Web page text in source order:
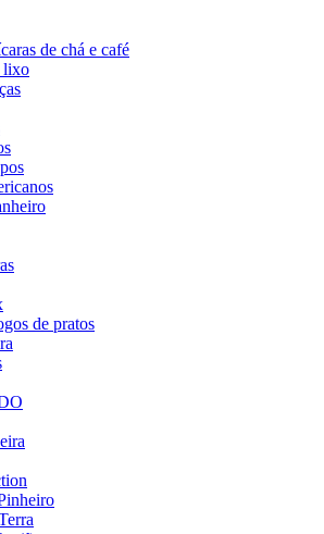
de chá e café
lixo
de pratos